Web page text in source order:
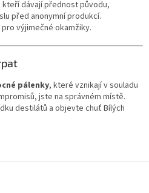
dávají přednost původu,
před anonymní produkcí.
výjimečné okamžiky.
pálenky, které vznikají v souladu
jste na správném místě.
destilátů a objevte chuť Bílých